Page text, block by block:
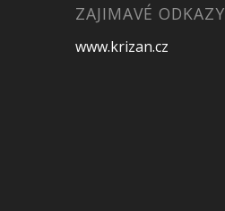
ZAJIMAVÉ ODKAZY
www.krizan.cz